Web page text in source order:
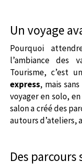
Un voyage
Pourquoi
l’ambiance des
Tourisme, c’est
express, mais
voyager en solo,
salon a créé des
autours d’ateliers,
Des